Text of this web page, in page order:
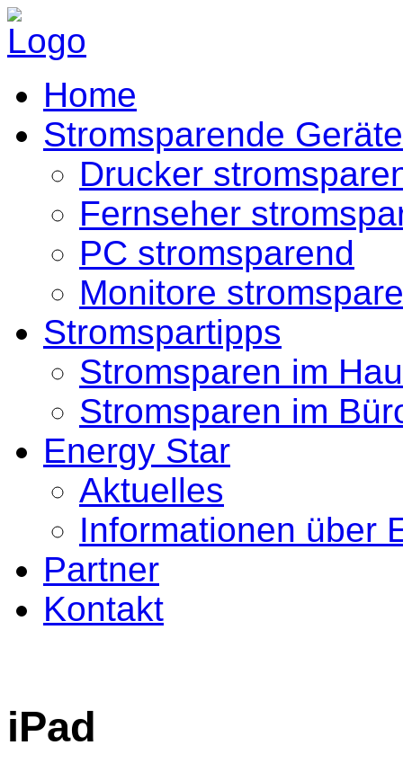
Home
Stromsparende Geräte
Drucker
Fernseher
PC stromsparend
Monitore
Stromspartipps
Stromsparen im
Stromsparen im
Energy Star
Aktuelles
Informationen über
Partner
Kontakt
iPad